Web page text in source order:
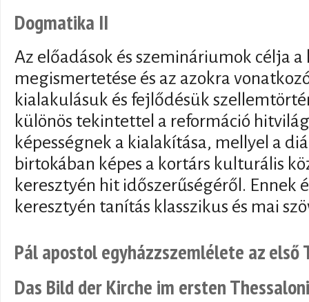
Dogmatika II
Az előadások és szemináriumok célja
megismertetése és az azokra
kialakulásuk és fejlődésük
különös tekintettel a reformáció
képességnek a kialakítása, mellyel a
birtokában képes a kortárs kulturális
keresztyén hit időszerűségéről. Ennek
keresztyén tanítás klasszikus és mai
Pál apostol egyházzszemlélete az első
Das Bild der Kirche im ersten